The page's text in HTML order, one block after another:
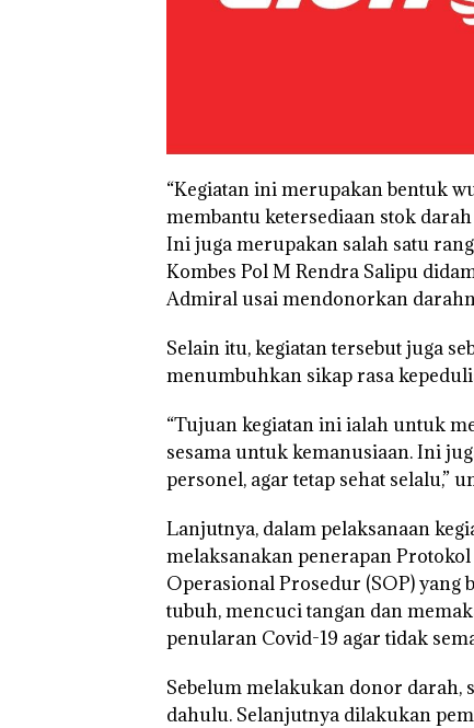
“Kegiatan ini merupakan bentuk
membantu ketersediaan stok
Ini juga merupakan salah satu
Kombes Pol M Rendra Salipu
Admiral usai mendonorkan
Selain itu, kegiatan tersebut juga
menumbuhkan sikap rasa
“Tujuan kegiatan ini ialah untuk
sesama untuk kemanusiaan. Ini
personel, agar tetap sehat selalu,”
Lanjutnya, dalam pelaksanaan
melaksanakan penerapan
Operasional Prosedur (SOP) yang
tubuh, mencuci tangan dan
penularan Covid-19 agar tidak
Sebelum melakukan donor
dahulu. Selanjutnya dilakukan
Gagalkan
Ton
MV KING